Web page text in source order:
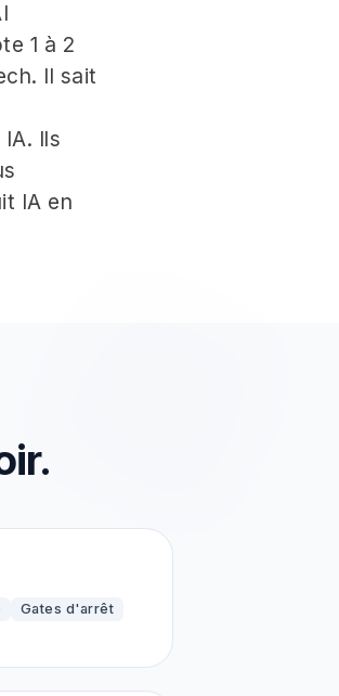
1 à 2
Il sait
Ils
IA en
Gates d'arrêt